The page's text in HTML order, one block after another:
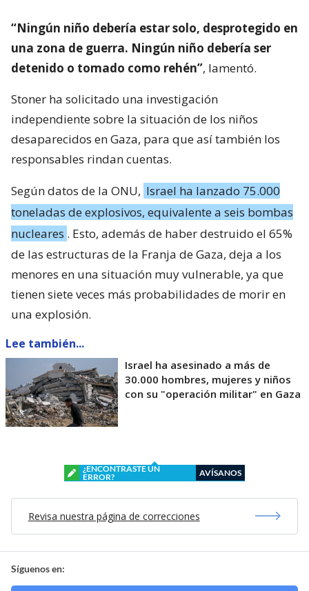
“Ningún niño debería estar solo, desprotegido en
una zona de guerra. Ningún niño debería ser
detenido o tomado como rehén”, lamentó.
Stoner ha solicitado una investigación
independiente sobre la situación de los niños
desaparecidos en Gaza, para que así también los
responsables rindan cuentas.
Según datos de la ONU, Israel ha lanzado 75.000
toneladas de explosivos, equivalente a seis bombas
nucleares . Esto, además de haber destruido el 65%
de las estructuras de la Franja de Gaza, deja a los
menores en una situación muy vulnerable, ya que
tienen siete veces más probabilidades de morir en
una explosión.
Lee también...
Israel ha asesinado a más de
30.000 hombres, mujeres y niños
con su "operación militar" en Gaza
¿ENCONTRASTE UN
ERROR?
AVÍSANOS
Revisa nuestra página de correcciones
Síguenos en: